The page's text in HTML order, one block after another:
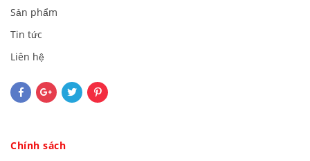
Sản phẩm
Tin tức
Liên hệ
Chính sách